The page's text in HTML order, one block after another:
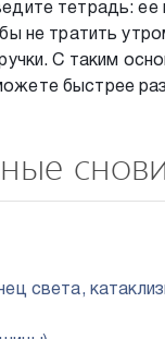
тетрадь:
не тратить
С таким
быстрее
света,